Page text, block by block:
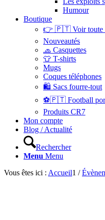
Humour
Boutique
👉 🇵🇹 Voir toute
Nouveautés
🧢 Casquettes
👕 T-shirts
Mugs
Coques téléphones
🛍 Sacs fourre-tout
⚽🇵🇹 Football
Produits CR7
Mon compte
Blog / Actualité
Rechercher
Menu Menu
Vous êtes ici : Accueil1 /